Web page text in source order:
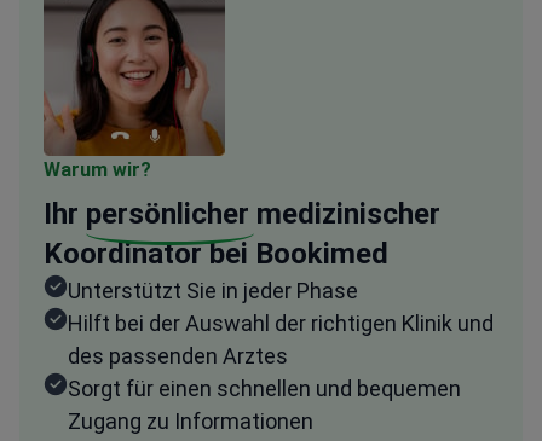
Warum wir?
Ihr persönlicher medizinischer
Koordinator bei Bookimed
Unterstützt Sie in jeder Phase
Hilft bei der Auswahl der richtigen Klinik und
des passenden Arztes
Sorgt für einen schnellen und bequemen
Zugang zu Informationen